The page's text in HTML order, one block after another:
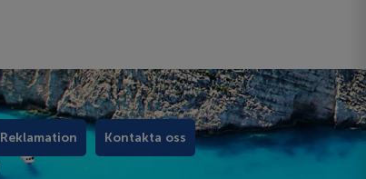
Reklamation Kontakta oss